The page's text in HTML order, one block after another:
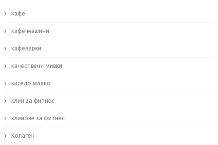
кафе
кафе машини
кафеварки
качествени мивки
кисело мляко
клин за фитнес
клинове за фитнес
Колаген